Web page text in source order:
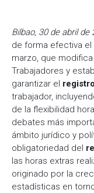
Bilbao, 30 de abril de
de forma efectiva el
marzo, que
Trabajadores y
garantizar el
trabajador,
de la flexibilidad
debates más
ámbito jurídico y
obligatoriedad del
las horas extras
originado por la
estadísticas en